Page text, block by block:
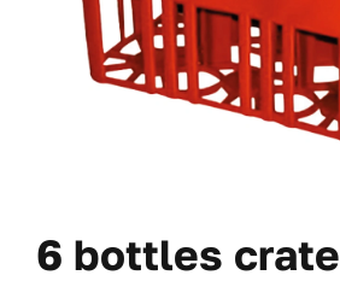
6 bottles crate